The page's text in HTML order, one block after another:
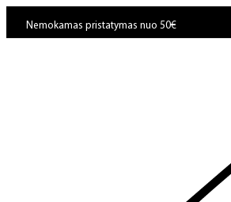
Nemokamas pristatymas nuo 50€